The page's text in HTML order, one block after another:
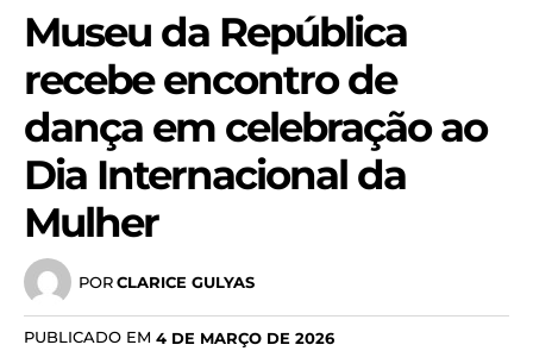
Museu da República
recebe encontro de
dança em celebração ao
Dia Internacional da
Mulher
PORCLARICE GULYAS
PUBLICADO EM 4 DE MARÇO DE 2026